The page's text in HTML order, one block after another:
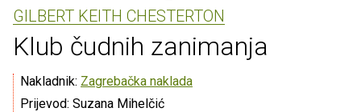
GILBERT KEITH CHESTERTON
Klub čudnih zanimanja
Nakladnik: Zagrebačka naklada
Prijevod: Suzana Mihelčić